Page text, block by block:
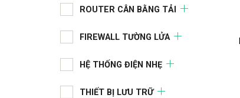
ROUTER CÂN BẰNG TẢI
FIREWALL TƯỜNG LỬA
HỆ THỐNG ĐIỆN NHẸ
THIẾT BỊ LƯU TRỮ